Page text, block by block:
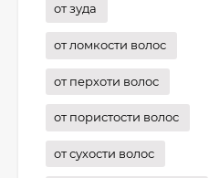
от зуда
от ломкости волос
от перхоти волос
от пористости волос
от сухости волос